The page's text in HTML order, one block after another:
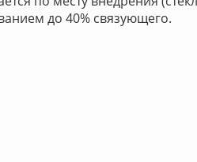
до 40% связующего.